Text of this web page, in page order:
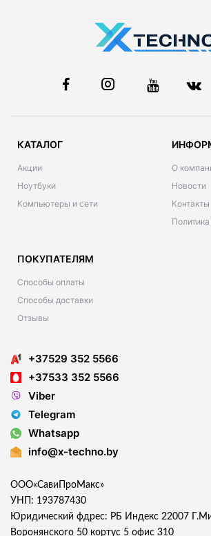
КАТАЛОГ
Акции
Ноутбуки
Компьютеры и сети
О
Новости
Контакты
ПОКУПАТЕЛЯМ
Способы оплаты
Способы доставки
Отзывы
+37529 352 5566
+37533 352 5566
Viber
Telegram
Whatsapp
info@x-techno.by
ООО«СавиПроМакс»
УНП: 193787430
Юридический фдрес: РБ Индекс 22007
Воронянского 50 кортус 5 офис 310